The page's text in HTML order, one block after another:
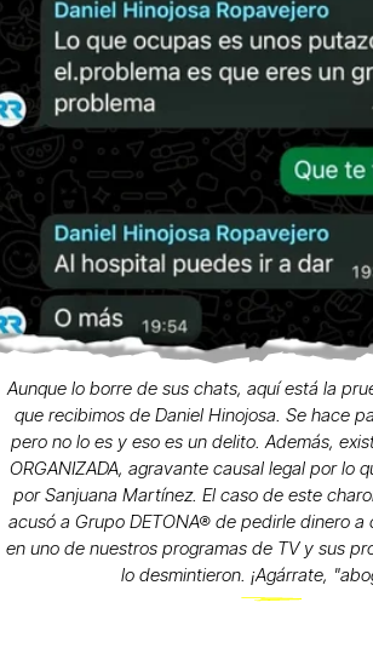
Aunque lo borre de sus chats, aquí está la
que recibimos de Daniel Hinojosa. Se hace
pero no lo es y eso es un delito. Además,
ORGANIZADA, agravante causal legal por lo
por Sanjuana Martínez. El caso de este
acusó a Grupo DETONA® de pedirle dinero
en uno de nuestros programas de TV y sus
lo desmintieron. ¡Agárrate,